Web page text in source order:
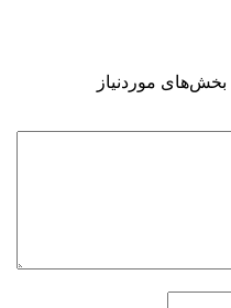
بخش‌های موردنیاز